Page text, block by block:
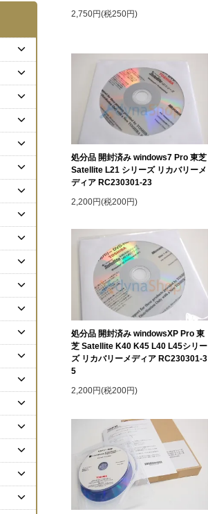
2,750円(税250円)
処分品 開封済み windows7 Pro 東芝
Satellite L21 シリーズ リカバリーメ
ディア RC230301-23
2,200円(税200円)
処分品 開封済み windowsXP Pro 東
芝 Satellite K40 K45 L40 L45シリー
ズ リカバリーメディア RC230301-3
5
2,200円(税200円)